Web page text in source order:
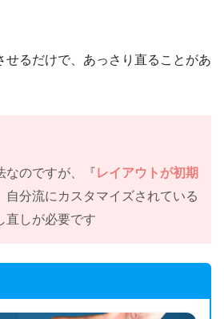
せるだけで、あっさり直ることがあ
なのですが、『レイアウトが初期
自分流にカスタマイズされている
直しが必要です